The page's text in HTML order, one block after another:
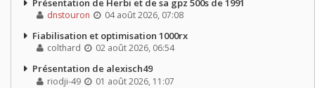
dnstouron 04 août 2026, 07:08
Fiabilisation et optimisation 1000rx
colthard 02 août 2026, 06:54
Présentation de alexisch49
riodji-49 01 août 2026, 11:07